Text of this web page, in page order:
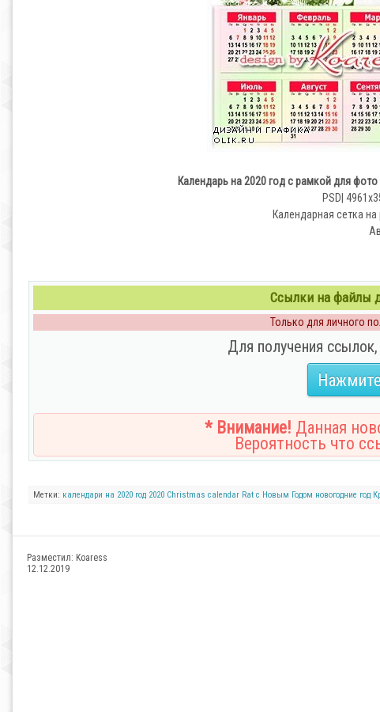
Календарь на 2020 год с рамкой для
PSD|
Календарная сетка
Ссылки на файлы
Только для личного
Для получения
* Внимание! Данная
Вероятность что
Метки: календари на 2020 год 2020 Christmas calendar Rat с Новым Годом новогодние год
Разместил: Koaress
12.12.2019